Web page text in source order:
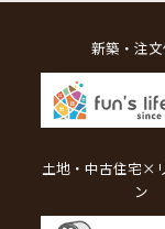
新築・注
土地・中古住宅×
ン